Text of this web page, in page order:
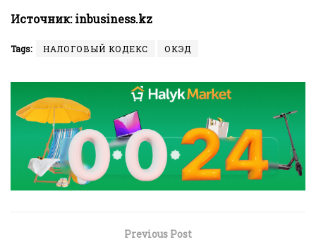
Источник:inbusiness.kz
Tags: НАЛОГОВЫЙ КОДЕКС ОКЭД
Previous Post